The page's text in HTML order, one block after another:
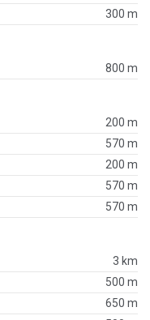
300 m
800 m
200 m
570 m
200 m
570 m
570 m
3 km
500 m
650 m